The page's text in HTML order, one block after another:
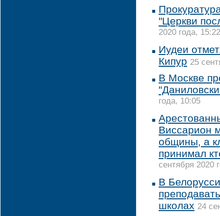
"Церкви
2020 года, 15:22
Иудеи
Кипур 25
В Москве
года, 10:05
Виссарион
общины, а
принимал
сентября 2020
В
школах 24